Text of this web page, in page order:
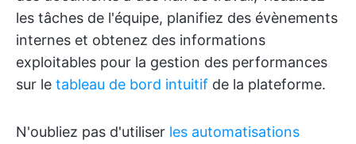
les tâches de l'équipe, planifiez des évènements
internes et obtenez des informations
exploitables pour la gestion des performances
sur le tableau de bord intuitif de la plateforme.
N'oubliez pas d'utiliser les automatisations